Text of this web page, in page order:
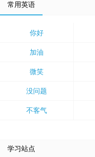
常用英语
你好
加油
微笑
没问题
不客气
学习站点